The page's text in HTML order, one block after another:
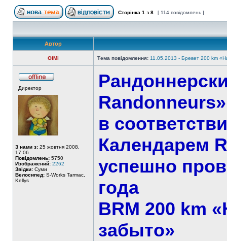
Сторінка 1 з 8 [ 114 повідомлень ]
Автор
OlMi Тема повідомлення: 11.05.2013 - Бревет 200 km
Директор
З нами з: 25 жовтня 2008,
17:06
Повідомлень: 5750
Изображений: 2262
Звідки: Суми
Велосипед: S-Works Tarmac,
Kellys
Randonneurs»
в
Календарем
успешно
года
BRM 200 km
забыто»